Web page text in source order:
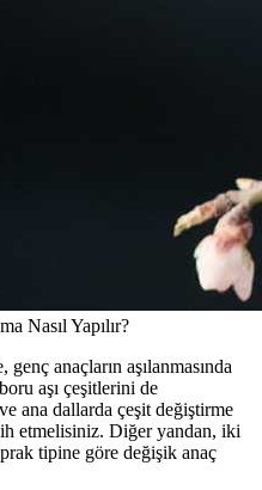
Nasıl Yapılır?
anaçların aşılanmasında
aşı çeşitlerini de
ana dallarda çeşit değiştirme
etmelisiniz. Diğer yandan, iki
tipine göre değişik anaç